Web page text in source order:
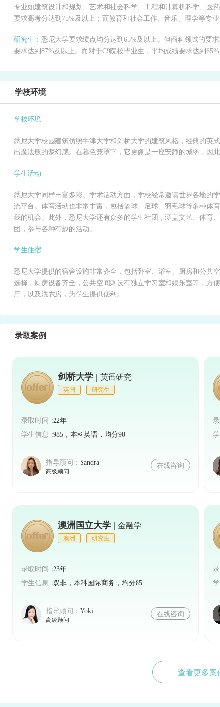
专业如建筑设计和规划、艺术和社会科学、工程和计算机科学、医
要求高考分达到75%及以上；而教育和社会工作、音乐、理学等专
研究生： 悉尼大学要求绩点均分达到65%及以上。但商科领域的要
要求达到87%及以上。而对于C9院校毕业生，平均成绩要求达到
学校环境
学校环境
悉尼大学校园建筑仿照牛津大学和剑桥大学的建筑风格，经典的英
出魔法般的梦幻感。在暮色笼罩下，它更像是一座安静的城堡，因
学生活动
悉尼大学同样丰富多彩。学术活动方面，学校经常邀请世界各地的
流平台。体育活动也非常丰富，包括篮球、足球、羽毛球等多种体
我的机会。此外，悉尼大学还有众多的学生社团，涵盖文艺、体育
团，参与各种有趣的活动。
学生住宿
悉尼大学提供的宿舍设施非常齐全，包括卧室、浴室、厨房和公共
选择，厨房设备齐全，公共空间则设有独立学习室和娱乐室等，方
厅，以及洗衣房，为学生提供便利。
录取案例
剑桥大学 | 英语研究
英国 研究生
录取时间：22年
学生信息：985，本科英语，均分90
指导顾问： Sandra
高级顾问
在线咨询
澳洲国立大学 | 金融学
澳洲 研究生
录取时间：23年
学生信息：双非，本科国际商务，均分85
指导顾问： Yoki
高级顾问
在线咨询
查看更多案